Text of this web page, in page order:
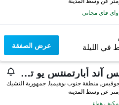
واي فاي مجاني
في الليلة عرض الصفقة
سويتس آند أبارتمنتس يو تري هروسيك
منطقة جنوب بوهيميا, جمهورية التشيك
مكيف هواء